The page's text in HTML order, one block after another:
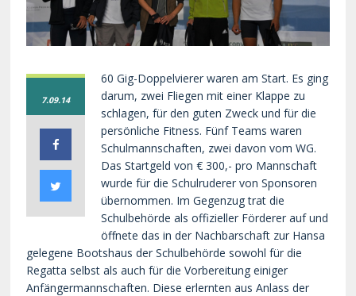
7.09.14
60 Gig-Doppelvierer waren am Start. Es ging
darum, zwei Fliegen mit einer Klappe zu
schlagen, für den guten Zweck und für die
persönliche Fitness. Fünf Teams waren
Schulmannschaften, zwei davon vom WG.
Das Startgeld von € 300,- pro Mannschaft
wurde für die Schulruderer von Sponsoren
übernommen. Im Gegenzug trat die
Schulbehörde als offizieller Förderer auf und
öffnete das in der Nachbarschaft zur Hansa
gelegene Bootshaus der Schulbehörde sowohl für die
Regatta selbst als auch für die Vorbereitung einiger
Anfängermannschaften. Diese erlernten aus Anlass der